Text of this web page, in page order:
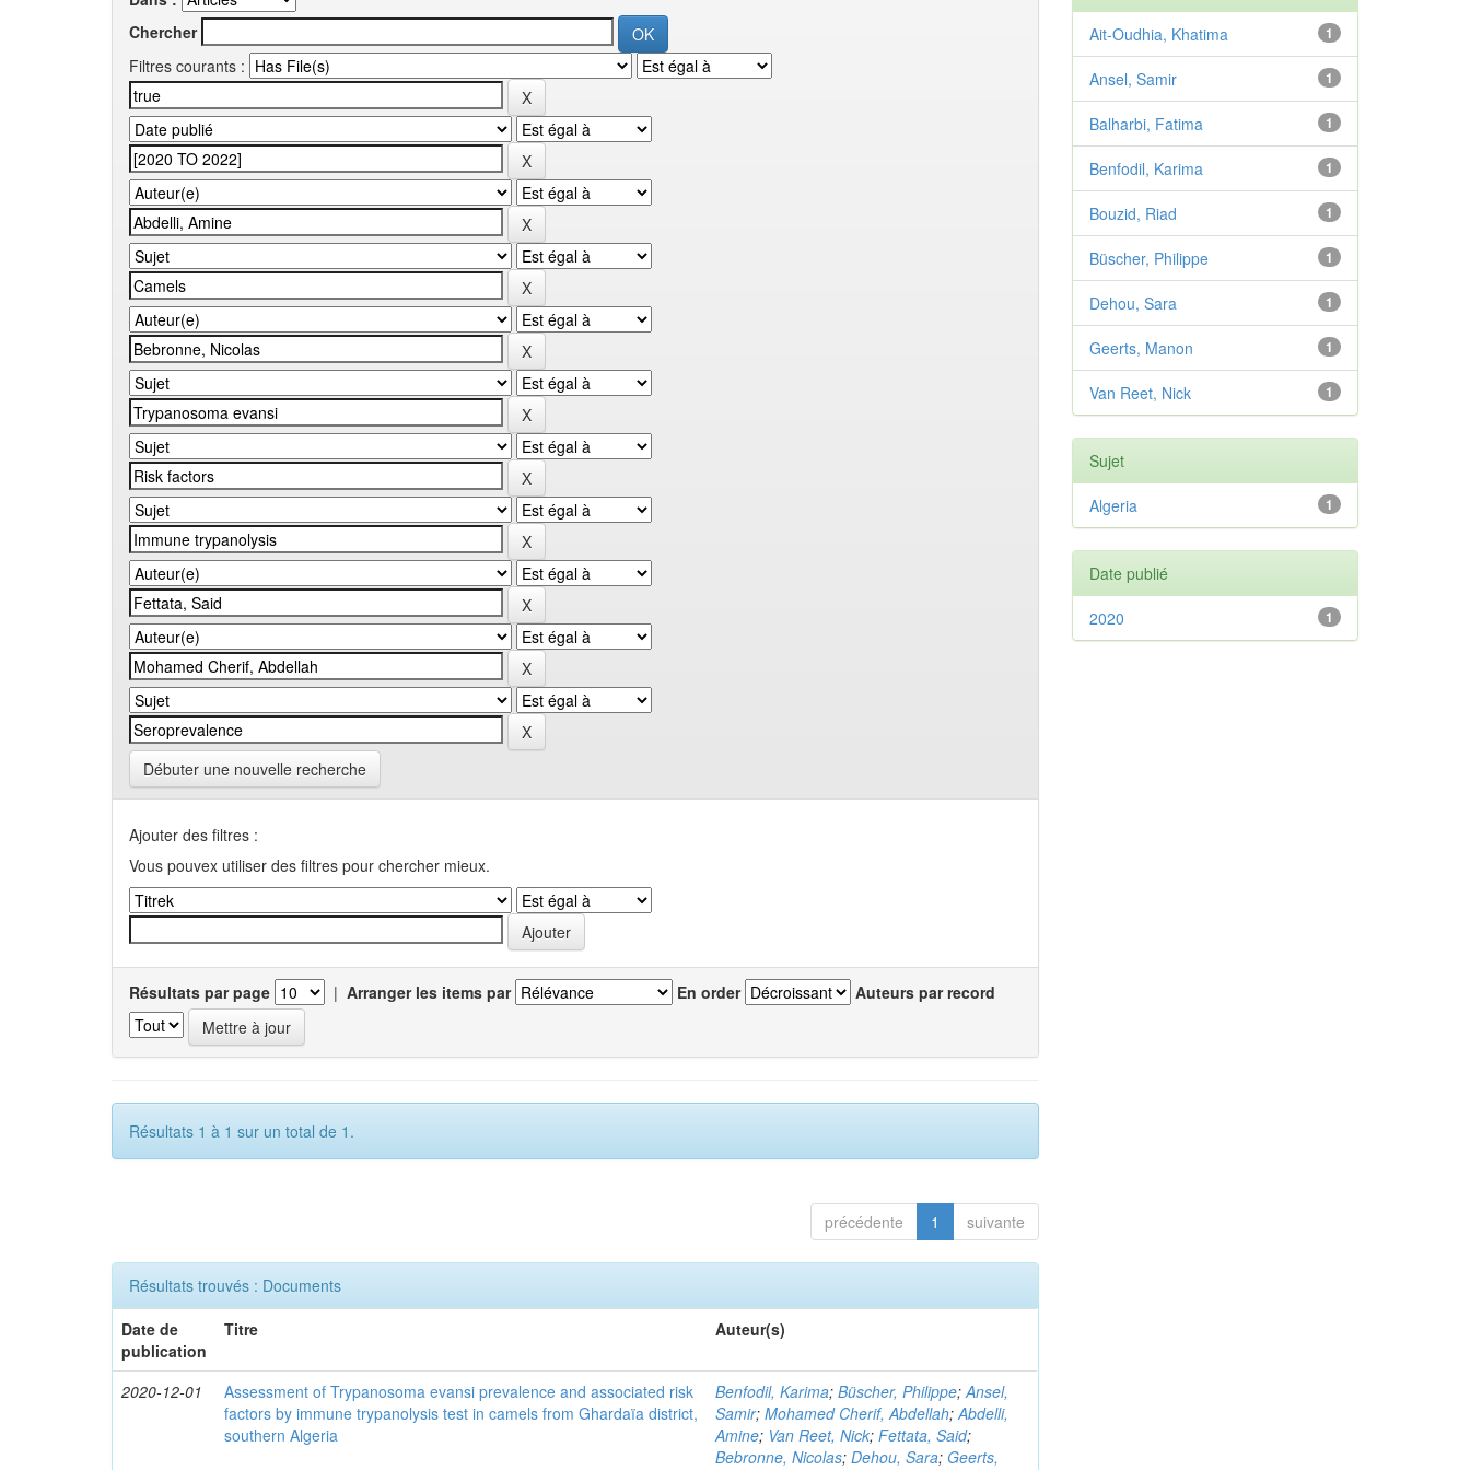
Chercher
Filtres courants :
Débuter une nouvelle recherche
Ajouter des filtres :
Vous pouvex utiliser des filtres pour chercher mieux.
Résultats par page | Arranger les items par En order Auteurs par record
Résultats 1 à 1 sur un total de 1.
précédente 1 suivante
Résultats trouvés : Documents
Date de
publication
Titre Auteur(s)
2020-12-01
Assessment of Trypanosoma evansi prevalence and associated risk
factors by immune trypanolysis test in camels from Ghardaïa district,
southern Algeria
Benfodil, Karima;Büscher, Philippe;Ansel,
Samir;Mohamed Cherif, Abdellah;Abdelli,
Amine; Van Reet, Nick;Fettata, Said;
Bebronne, Nicolas;Dehou, Sara; Geerts,
1
Ait-Oudhia, Khatima
1
Ansel, Samir
1
Balharbi, Fatima
1
Benfodil, Karima
1
Bouzid, Riad
1
Büscher, Philippe
1
Dehou, Sara
1
Geerts, Manon
1
Van Reet, Nick
Sujet
1
Algeria
Date publié
1
2020